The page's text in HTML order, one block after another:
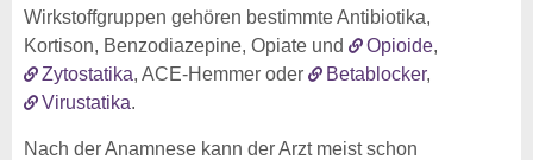
Wirkstoffgruppen gehören bestimmte Antibiotika,
Kortison, Benzodiazepine, Opiate und
Opioide,
Zytostatika, ACE-Hemmer oder Betablocker,
Virustatika.
Nach der Anamnese kann der Arzt meist schon